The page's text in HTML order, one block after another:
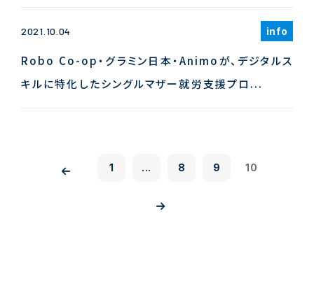
2021.10.04 info
Robo Co-op・グラミン日本・Animoが、デジタルス
キルに特化したシングルマザー就労支援プロ...
1 ... 8 9 10